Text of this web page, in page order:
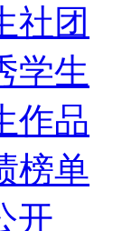
社团
学生
作品
榜单
开